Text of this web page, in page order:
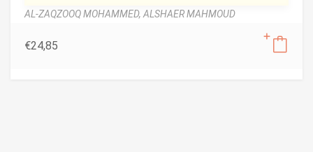
AL-ZAQZOOQ MOHAMMED, ALSHAER MAHMOUD
€24,85